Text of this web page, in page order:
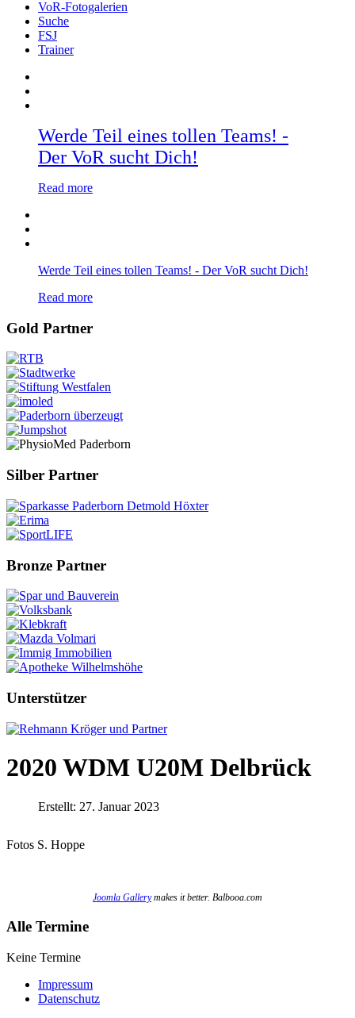
VoR-Fotogalerien
Suche
FSJ
Trainer
Werde Teil eines tollen Teams! -
Der VoR sucht Dich!
Read more
Werde Teil eines tollen Teams! - Der VoR sucht Dich!
Read more
Gold Partner
Silber Partner
Bronze Partner
Unterstützer
2020 WDM U20M Delbrück
Erstellt: 27. Januar 2023
Fotos S. Hoppe
Joomla Gallerymakes it better. Balbooa.com
Alle Termine
Keine Termine
Impressum
Datenschutz